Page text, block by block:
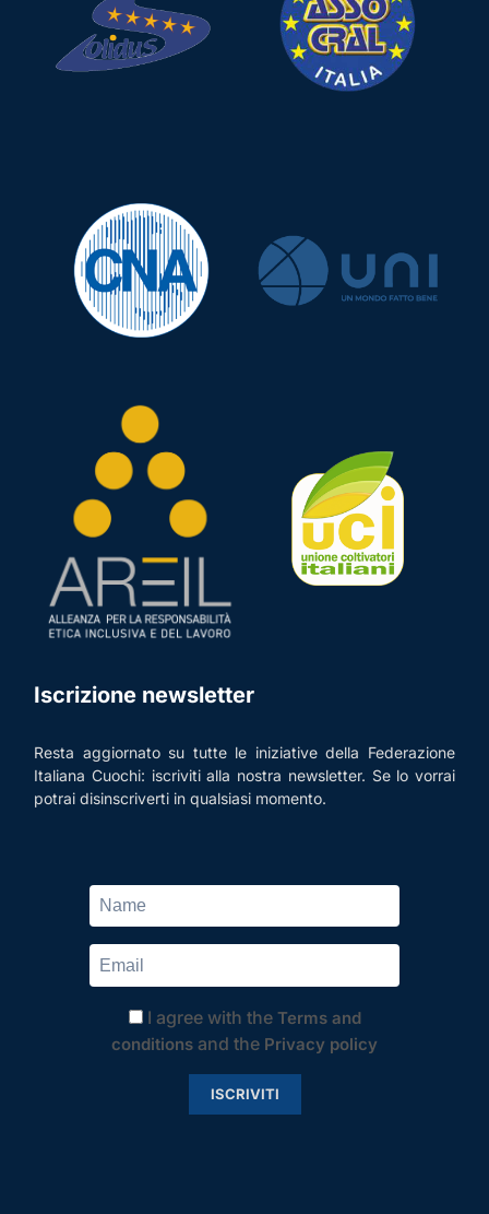
Iscrizione newsletter
Resta aggiornato su tutte le iniziative della Federazione
Italiana Cuochi: iscriviti alla nostra newsletter. Se lo vorrai
potrai disinscriverti in qualsiasi momento.
I agree with the Terms and
conditions and the Privacy policy
ISCRIVITI